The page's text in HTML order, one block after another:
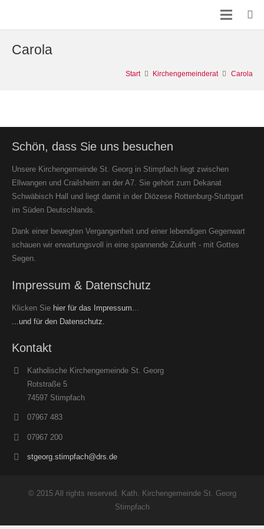
Carola
Start Kirchengemeinderat Carola
Schön, dass Sie uns besuchen
Unsere Kirchengemeinde St. Georg in Stimpfach liegt zwischen
Ellwangen und Crailsheim an der A7. Sie gehört zum Dekanat
Schwäbisch Hall und liegt damit in der Diözese Rottenburg-Stuttgart
im Süden Deutschlands.
Dank einer bewegten Vergangenheit und einer lebendigen Gegenwart
schauen wir erwartungsvoll in eine spannende Zukunft - mit Gottes
Segen.
Impressum & Datenschutz
Klicken Sie hier für das Impressum.
...und für den Datenschutz.
Kontakt
Katholische Kirchengemeinde St. Georg
Rotstraße 5
74597 Stimpfach
07967 483
07967 200
stgeorg.stimpfach@drs.de
© 2015 All rights reserved. Kath. Kirchengemeinde St. Georg
Stimpfach